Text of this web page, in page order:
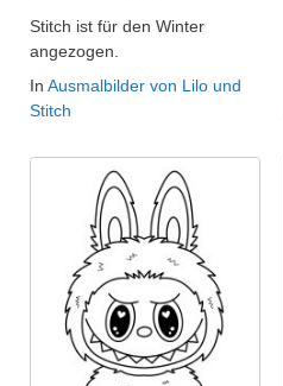
Stitch ist für den Winter
angezogen.
In Ausmalbilder von Lilo und
Stitch